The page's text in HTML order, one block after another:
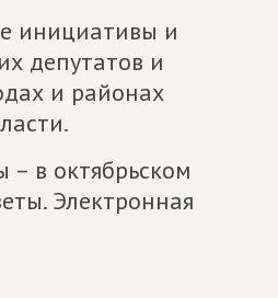
инициативы и
депутатов и
и районах
– в октябрьском
Электронная